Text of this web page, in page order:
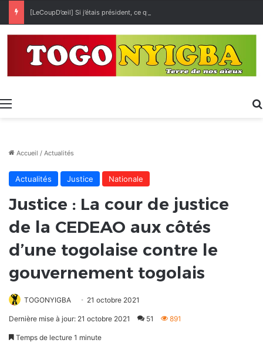
[LeCoupD’œil] Si j’étais président, ce que je ferai des « Évalas »
Menu
Accueil / Actualités
Actualités Justice Nationale
Justice : La cour de justice
de la CEDEAO aux côtés
d’une togolaise contre le
gouvernement togolais
TOGONYIGBA 21 octobre 2021
Dernière mise à jour: 21 octobre 2021 51 891
Temps de lecture 1 minute